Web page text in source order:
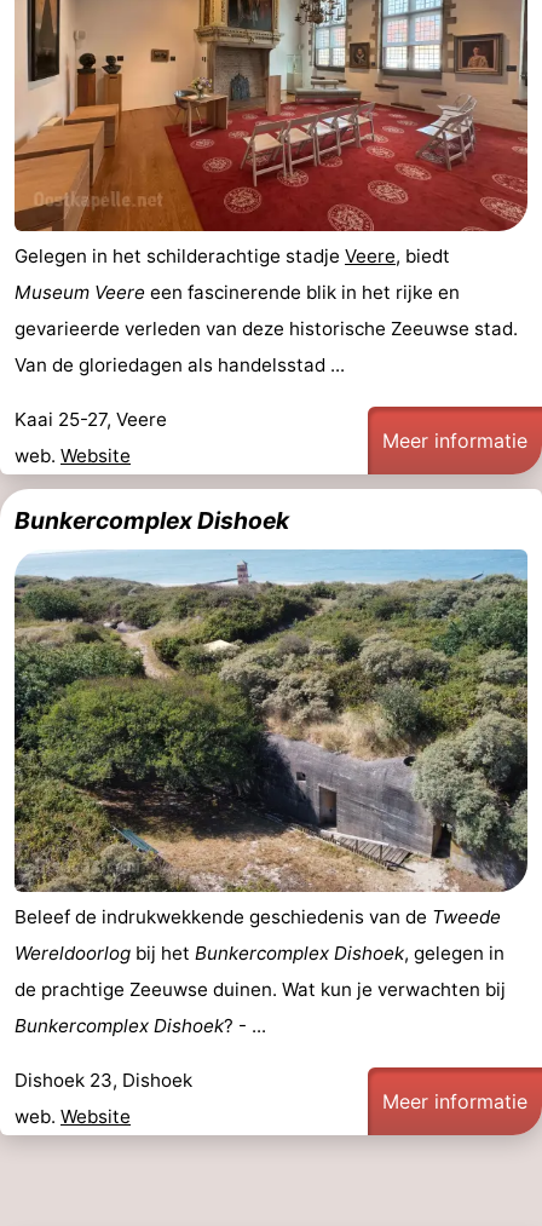
Golfbanen
Delta-
paravliegen
Eten
drinken
Evenementen
Ringrijden
Zoutelande
Actief
Praktisch
Forum
-
Nieuws
Medische
adressen
Regio
Zeeland
Schouwen-
Duiveland
-
Renesse
-
Brouwershaven
-
Bruinisse
-
Natuur
Gelegen in het schilderachtige stadje Veere, biedt
Museum Veere een fascinerende blik in het rijke en
gevarieerde verleden van deze historische Zeeuwse stad.
Van de gloriedagen als handelsstad ...
Kaai 25-27, Veere
web. Website
Meer informatie
Bunkercomplex Dishoek
Beleef de indrukwekkende geschiedenis van de Tweede
Wereldoorlog bij het Bunkercomplex Dishoek, gelegen in
de prachtige Zeeuwse duinen. Wat kun je verwachten bij
Bunkercomplex Dishoek? - ...
Dishoek 23, Dishoek
web. Website
Meer informatie